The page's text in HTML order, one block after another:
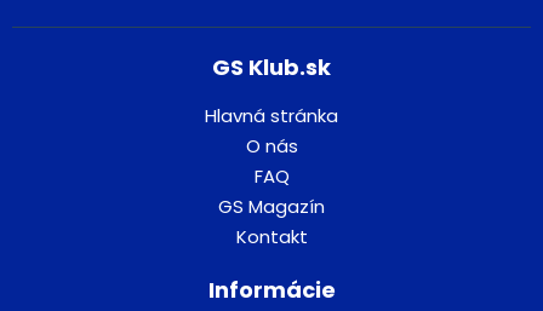
GS Klub.sk
Hlavná stránka
O nás
FAQ
GS Magazín
Kontakt
Informácie